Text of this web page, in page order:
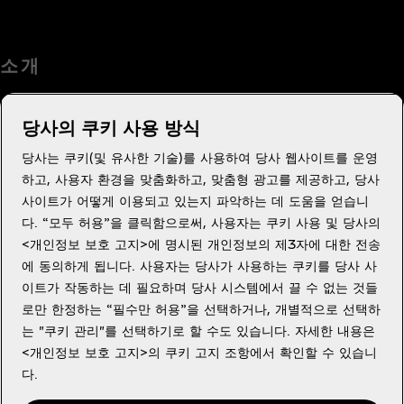
소 개
도움이 필요하세요?
법적고지
Youtube
당사의 쿠키 사용 방식
당사는 쿠키(및 유사한 기술)를 사용하여 당사 웹사이트를 운영
하고, 사용자 환경을 맞춤화하고, 맞춤형 광고를 제공하고, 당사
사이트가 어떻게 이용되고 있는지 파악하는 데 도움을 얻습니
다. “모두 허용”을 클릭함으로써, 사용자는 쿠키 사용 및 당사의
<개인정보 보호 고지>에 명시된 개인정보의 제3자에 대한 전송
에 동의하게 됩니다. 사용자는 당사가 사용하는 쿠키를 당사 사
이트가 작동하는 데 필요하며 당사 시스템에서 끌 수 없는 것들
로만 한정하는 “필수만 허용”을 선택하거나, 개별적으로 선택하
는 "쿠키 관리"를 선택하기로 할 수도 있습니다. 자세한 내용은
<개인정보 보호 고지>의 쿠키 고지 조항에서 확인할 수 있습니
다.